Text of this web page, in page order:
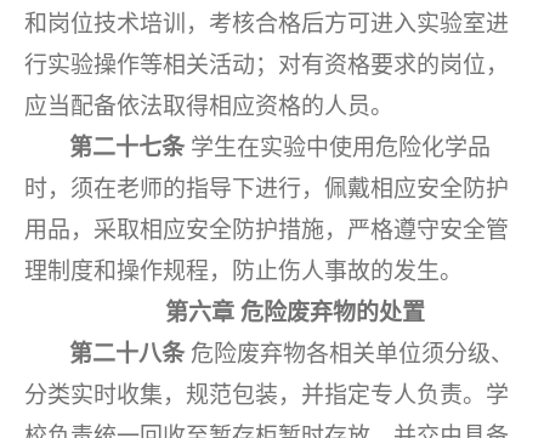
和岗位技术培训，考核合格后方可进入实验室进
行实验操作等相关活动；对有资格要求的岗位，
应当配备依法取得相应资格的人员。
第二十七条 学生在实验中使用危险化学品
时，须在老师的指导下进行，佩戴相应安全防护
用品，采取相应安全防护措施，严格遵守安全管
理制度和操作规程，防止伤人事故的发生。
第六章 危险废弃物的处置
第二十八条 危险废弃物各相关单位须分级、
分类实时收集，规范包装，并指定专人负责。学